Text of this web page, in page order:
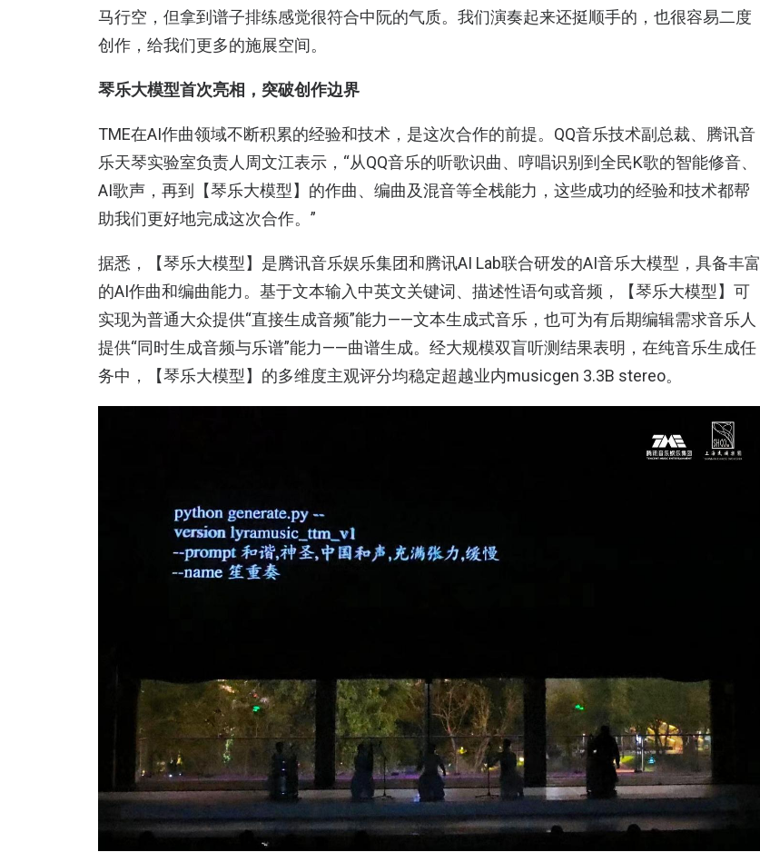
马行空，但拿到谱子排练感觉很符合中阮的气质。我们演奏起来还挺顺手的，也很容易二度
创作，给我们更多的施展空间。
琴乐大模型首次亮相，突破创作边界
TME在AI作曲领域不断积累的经验和技术，是这次合作的前提。QQ音乐技术副总裁、腾讯音
乐天琴实验室负责人周文江表示，“从QQ音乐的听歌识曲、哼唱识别到全民K歌的智能修音、
AI歌声，再到【琴乐大模型】的作曲、编曲及混音等全栈能力，这些成功的经验和技术都帮
助我们更好地完成这次合作。”
据悉，【琴乐大模型】是腾讯音乐娱乐集团和腾讯AI Lab联合研发的AI音乐大模型，具备丰富
的AI作曲和编曲能力。基于文本输入中英文关键词、描述性语句或音频，【琴乐大模型】可
实现为普通大众提供“直接生成音频”能力——文本生成式音乐，也可为有后期编辑需求音乐人
提供“同时生成音频与乐谱”能力——曲谱生成。经大规模双盲听测结果表明，在纯音乐生成任
务中，【琴乐大模型】的多维度主观评分均稳定超越业内musicgen 3.3B stereo。